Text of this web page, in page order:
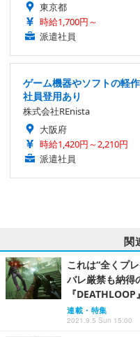
東京都
時給1,700円～
派遣社員
ゲーム機器やソフトの軽
社員登用あり
株式会社REnista
大阪府
時給1,420円～2,210円
派遣社員
関
これは“全くプ
バレ厳禁も納得
『
連載・特集
2021.9.5 Sun 15:00